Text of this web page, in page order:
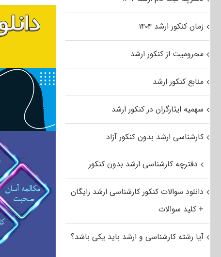
زمان کنکور ارشد ۱۴۰۴
محرومیت از کنکور ارشد
منابع کنکور ارشد
سهمیه ایثارگران در کنکور ارشد
کارشناسی ارشد بدون کنکور آزاد
دفترچه کارشناسی ارشد بدون کنکور
دانلود سوالات کنکور کارشناسی ارشد رایگان
+ کلید سوالات
آیا رشته کارشناسی و ارشد باید یکی باشد؟